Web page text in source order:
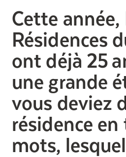
Cette année,
Résidences
ont déjà 25
une grande
vous deviez
résidence
mots,